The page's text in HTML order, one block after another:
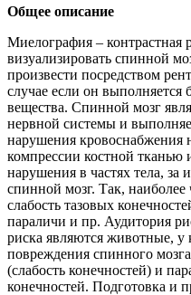
Общее описание
Миелография – контрастная
визуализировать спинной
произвести посредством
случае если он выполняется
вещества. Спинной мозг
нервной системы и
нарушения кровоснабжения
компрессии костной тканью
нарушения в частях тела, за
спинной мозг. Так,
слабость тазовых
параличи и пр. Аудитория
риска являются животные,
повреждения спинного
(слабость конечностей) и
конечностей. Подготовка и